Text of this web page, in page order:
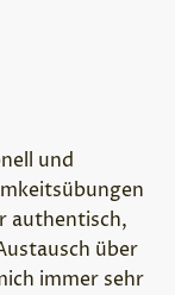
und
authentisch,
über
immer sehr